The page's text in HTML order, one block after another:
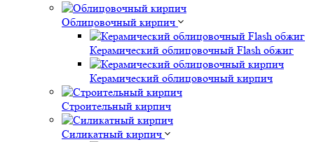
Облицовочный кирпич
Керамический облицовочный Flash обжиг
Керамический облицовочный кирпич
Строительный кирпич
Силикатный кирпич